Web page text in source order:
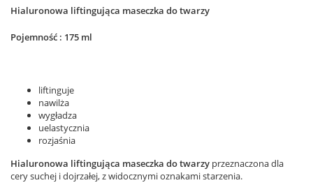
Hialuronowa liftingująca maseczka do twarzy
Pojemność : 175 ml
liftinguje
nawilża
wygładza
uelastycznia
rozjaśnia
Hialuronowa liftingująca maseczka do twarzy przeznaczona dla
cery suchej i dojrzałej, z widocznymi oznakami starzenia.